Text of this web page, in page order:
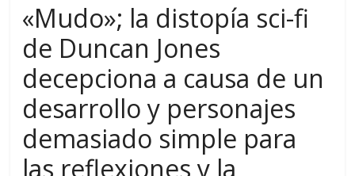
«Mudo»; la distopía sci-fi
de Duncan Jones
decepciona a causa de un
desarrollo y personajes
demasiado simple para
las reflexiones y la